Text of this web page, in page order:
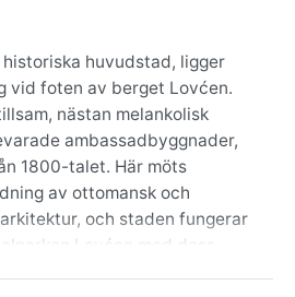
huvudstad, ligger
vid foten av berget Lovćen.
nästan melankolisk
ambassadbyggnader,
1800-talet. Här möts
av ottomansk och
och staden fungerar
Lovćen med dess